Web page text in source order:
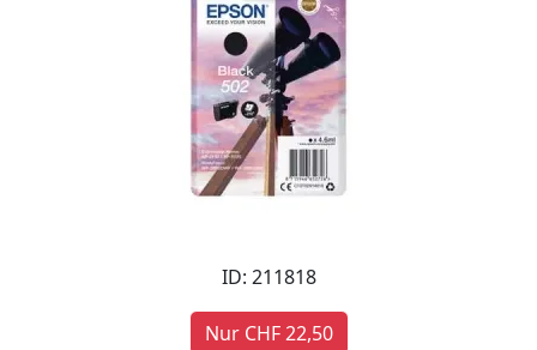
ID: 211818
Nur CHF 22,50